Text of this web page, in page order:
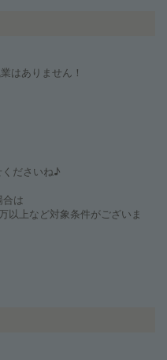
はありません！
ださいね♪
は
以上など対象条件がございま